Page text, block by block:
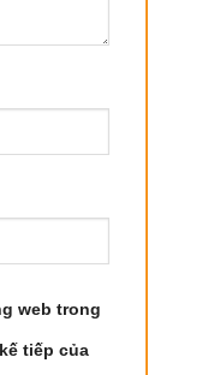
web trong
tiếp của